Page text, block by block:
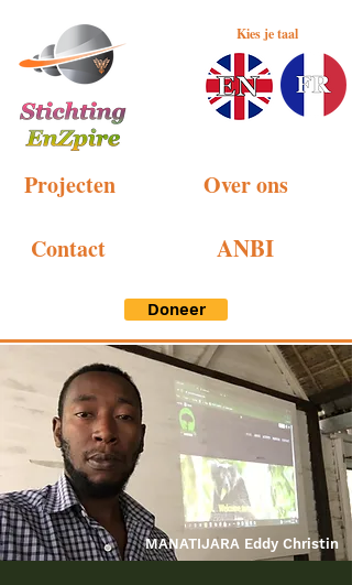
Projecten
Contact
Kies je taal
Over ons
ANBI
Doneer
MANATIJARA Eddy Christin